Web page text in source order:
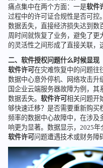
痛点集中在两个方面：一是软件
过程中的许可证合规性是否可控
数据丢失，直接经济损失达到数
周时间就恢复了业务，避免了更
的灵活性之间形成了直接关联，
二、软件授权问题什么时候显现
软件许可在灾难恢复中的问题往
数据中心意外停机、网络攻击升
国企业云端服务器故障为例，
数据丢失。 软件许可相关问题开
够快速迁移？是否需要重新购买
频率的数据中心故障中，在涉及
响更为显著。数据显示，2025
软件许可问题遭遇技术或财务障